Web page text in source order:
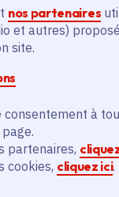
nos partenaires
et autres)
site.
à
partenaires,
cookies, cliquez ici.
Canicules,
climatique… :
nouveaux